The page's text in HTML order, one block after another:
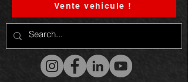
Vente vehicule !